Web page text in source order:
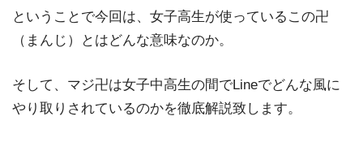
ということで今回は、女子高生が使っているこの卍
（まんじ）とはどんな意味なのか。
そして、マジ卍は女子中高生の間でLineでどんな風に
やり取りされているのかを徹底解説致します。